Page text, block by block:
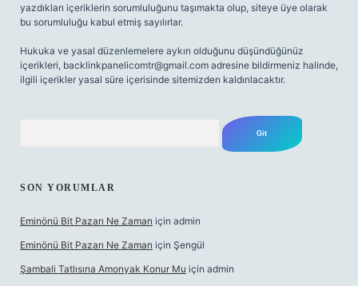
yazdıkları içeriklerin sorumluluğunu taşımakta olup, siteye üye olarak
bu sorumluluğu kabul etmiş sayılırlar.
Hukuka ve yasal düzenlemelere aykırı olduğunu düşündüğünüz
içerikleri, backlinkpanelicomtr@gmail.com adresine bildirmeniz halinde,
ilgili içerikler yasal süre içerisinde sitemizden kaldırılacaktır.
SON YORUMLAR
Eminönü Bit Pazarı Ne Zaman için admin
Eminönü Bit Pazarı Ne Zaman için Şengül
Şambali Tatlısına Amonyak Konur Mu için admin